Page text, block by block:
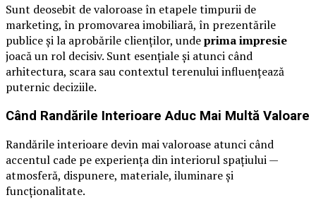
Sunt deosebit de valoroase în etapele timpurii de
marketing, în promovarea imobiliară, în prezentările
publice și la aprobările clienților, undeprima impresie
joacă un rol decisiv. Sunt esențiale și atunci când
arhitectura, scara sau contextul terenului influențează
puternic deciziile.
Când Randările Interioare Aduc Mai Multă Valoare
Randările interioare devin mai valoroase atunci când
accentul cade pe experiența din interiorul spațiului —
atmosferă, dispunere, materiale, iluminare și
funcționalitate.